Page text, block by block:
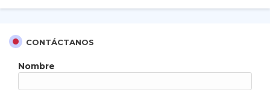
CONTÁCTANOS
Nombre